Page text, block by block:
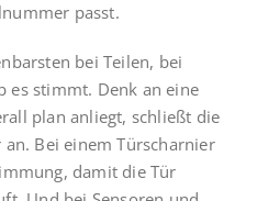
passt.
bei Teilen, bei
es stimmt. Denk an eine
plan anliegt, schließt die
Bei einem Türscharnier
damit die Tür